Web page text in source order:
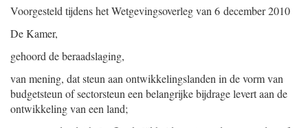
Voorgesteld tijdens het Wetgevingsoverleg van 6 december 2010
De Kamer,
gehoord de beraadslaging,
van mening, dat steun aan ontwikkelingslanden in de vorm van
budgetsteun of sectorsteun een belangrijke bijdrage levert aan de
ontwikkeling van een land;